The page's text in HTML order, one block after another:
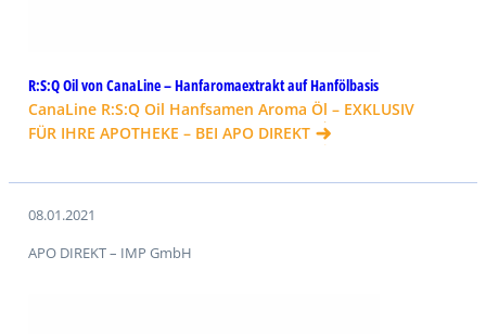
R:S:Q Oil von CanaLine – Hanfaromaextrakt auf Hanfölbasis
CanaLine R:S:Q Oil Hanfsamen Aroma Öl – EXKLUSIV
FÜR IHRE APOTHEKE – BEI APO DIREKT
08.01.2021
APO DIREKT – IMP GmbH